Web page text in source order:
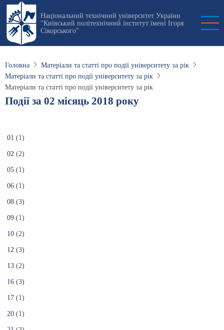
Перейти
основного
вмісту
Національний технічний університет України
"Київський політехнічний інститут імені Ігоря
Сікорського"
Головна
Матеріали та статті про події університету за рік
Матеріали та статті про події університету за рік
Матеріали та статті про події університету за рік
Події за 02 місяць 2018 року
01 (1)
02 (2)
05 (1)
06 (1)
08 (3)
09 (1)
10 (2)
12 (3)
13 (2)
16 (3)
17 (1)
20 (1)